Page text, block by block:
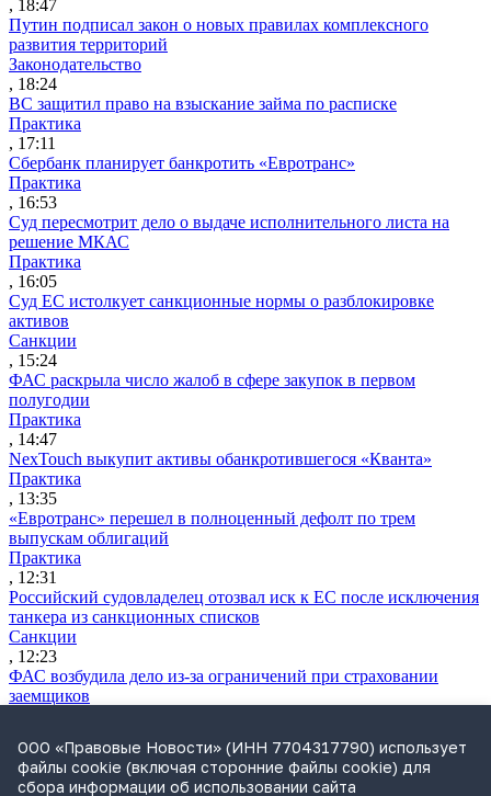
, 18:47
Путин подписал закон о новых правилах комплексного
развития территорий
Законодательство
, 18:24
ВС защитил право на взыскание займа по расписке
Практика
, 17:11
Сбербанк планирует банкротить «Евротранс»
Практика
, 16:53
Суд пересмотрит дело о выдаче исполнительного листа на
решение МКАС
Практика
, 16:05
Суд ЕС истолкует санкционные нормы о разблокировке
активов
Санкции
, 15:24
ФАС раскрыла число жалоб в сфере закупок в первом
полугодии
Практика
, 14:47
NexTouch выкупит активы обанкротившегося «Кванта»
Практика
, 13:35
«Евротранс» перешел в полноценный дефолт по трем
выпускам облигаций
Практика
, 12:31
Российский судовладелец отозвал иск к ЕС после исключения
танкера из санкционных списков
Санкции
, 12:23
ФАС возбудила дело из-за ограничений при страховании
заемщиков
Самарская ККС приняла отставку главы облсуда Шилова
после проверки Генпрокуратуры
ООО «Правовые Новости» (ИНН 7704317790) использует
файлы cookie (включая сторонние файлы cookie) для
сбора информации об использовании сайта